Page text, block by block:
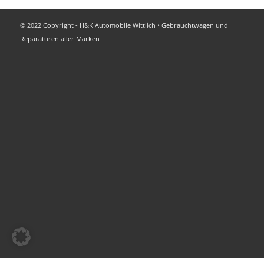
© 2022 Copyright - H&K Automobile Wittlich • Gebrauchtwagen und
Reparaturen aller Marken